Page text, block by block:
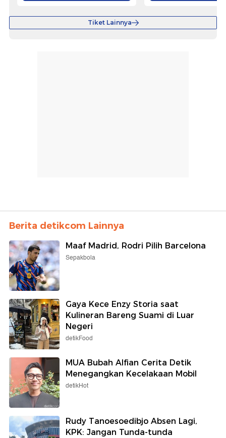
Tiket Lainnya
Berita detikcom Lainnya
Maaf Madrid, Rodri Pilih Barcelona
Sepakbola
Gaya Kece Enzy Storia saat
Kulineran Bareng Suami di Luar
Negeri
detikFood
MUA Bubah Alfian Cerita Detik
Menegangkan Kecelakaan Mobil
detikHot
Rudy Tanoesoedibjo Absen Lagi,
KPK: Jangan Tunda-tunda